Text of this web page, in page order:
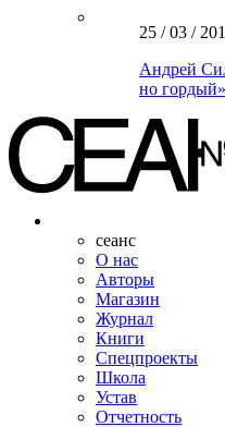
25 / 03 /
Андрей
но гордый»
сеанс
О нас
Авторы
Магазин
Журнал
Книги
Спецпроекты
Школа
Устав
Отчетность